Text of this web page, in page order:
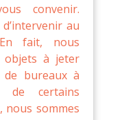
convenir.
au
fait, nous
objets à jeter
de bureaux à
de certains
nous sommes